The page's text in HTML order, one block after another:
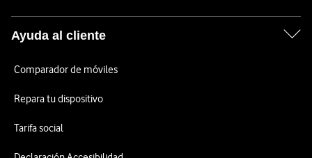
Ayuda al cliente
Comparador de móviles
Repara tu dispositivo
Tarifa social